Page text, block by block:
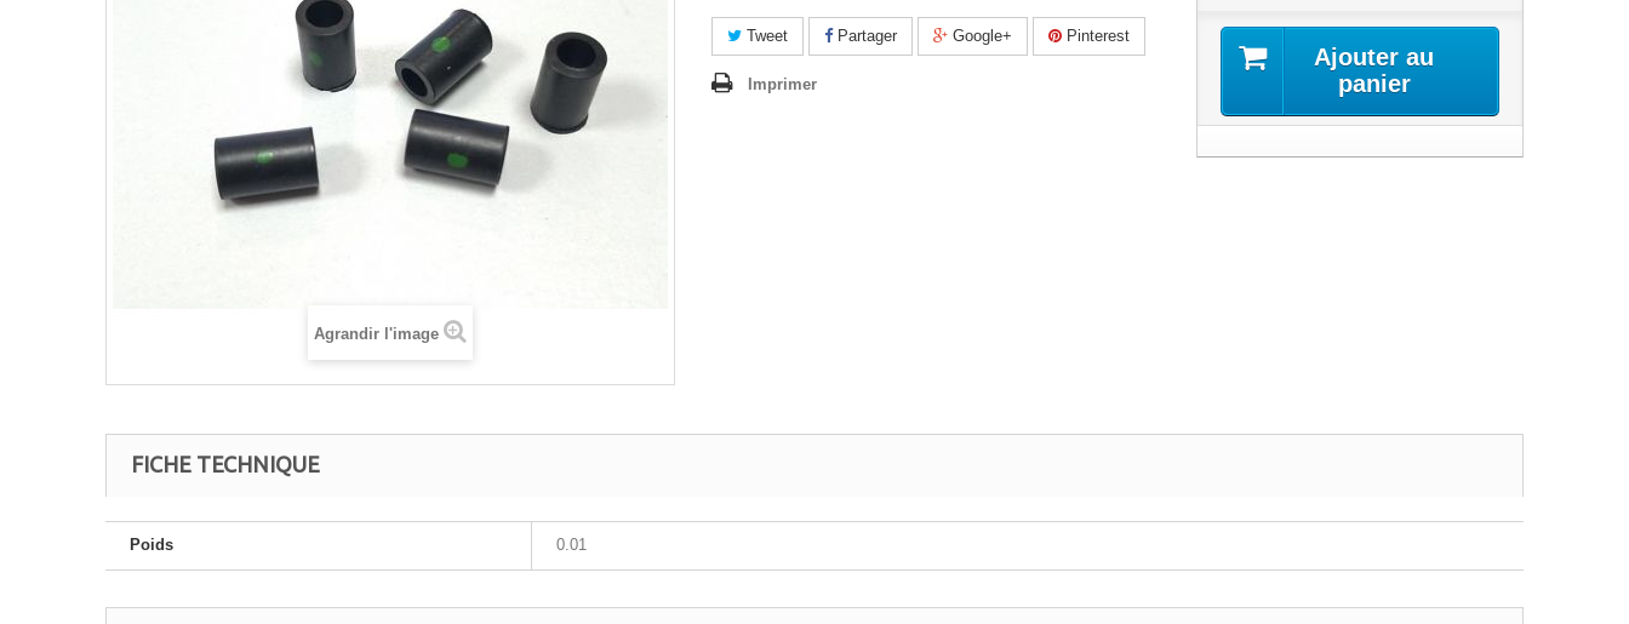
Agrandir l'image
Tweet Partager Google+ Pinterest
Imprimer
Ajouter au
panier
FICHE TECHNIQUE
Poids 0.01